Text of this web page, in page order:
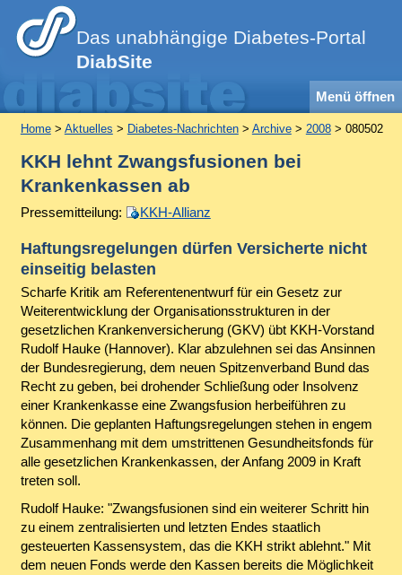
Das unabhängige Diabetes-Portal
DiabSite
Menü öffnen
Home> Aktuelles > Diabetes-Nachrichten> Archive> 2008> 080502
KKH lehnt Zwangsfusionen bei
Krankenkassen ab
Pressemitteilung: KKH-Allianz
Haftungsregelungen dürfen Versicherte nicht
einseitig belasten
Scharfe Kritik am Referentenentwurf für ein Gesetz zur
Weiterentwicklung der Organisationsstrukturen in der
gesetzlichen Krankenversicherung (GKV) übt KKH-Vorstand
Rudolf Hauke (Hannover). Klar abzulehnen sei das Ansinnen
der Bundesregierung, dem neuen Spitzenverband Bund das
Recht zu geben, bei drohender Schließung oder Insolvenz
einer Krankenkasse eine Zwangsfusion herbeiführen zu
können. Die geplanten Haftungsregelungen stehen in engem
Zusammenhang mit dem umstrittenen Gesundheitsfonds für
alle gesetzlichen Krankenkassen, der Anfang 2009 in Kraft
treten soll.
Rudolf Hauke: "Zwangsfusionen sind ein weiterer Schritt hin
zu einem zentralisierten und letzten Endes staatlich
gesteuerten Kassensystem, das die KKH strikt ablehnt." Mit
dem neuen Fonds werde den Kassen bereits die Möglichkeit